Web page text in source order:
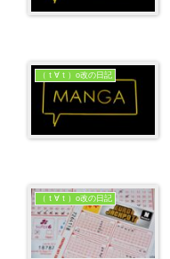
（ｔ∀ｔ）o改の日記
（ｔ∀ｔ）o改の日記